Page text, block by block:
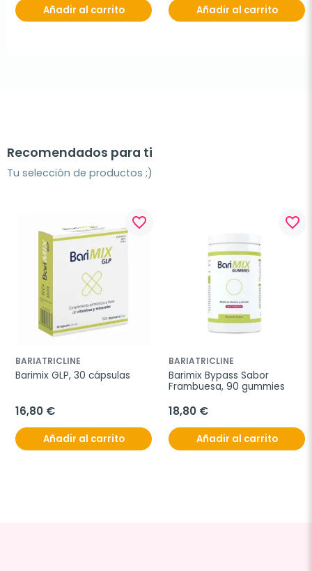
Añadir al carrito Añadir al carrito
Recomendados para ti
Tu selección de productos ;)
favorite_border
BARIATRICLINE
Barimix GLP, 30 cápsulas
16,80 €
Añadir al carrito
favorite_border
BARIATRICLINE
Barimix Bypass Sabor
Frambuesa, 90 gummies
18,80 €
Añadir al carrito